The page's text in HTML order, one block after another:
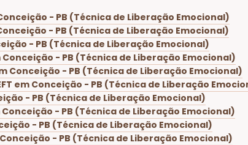
- PB (Técnica de Liberação Emocional)
- PB (Técnica de Liberação Emocional)
- PB (Técnica de Liberação Emocional)
Conceição - PB (Técnica de Liberação Emocional)
Conceição - PB (Técnica de Liberação Emocional)
em Conceição - PB (Técnica de Liberação
- PB (Técnica de Liberação Emocional)
Conceição - PB (Técnica de Liberação Emocional)
- PB (Técnica de Liberação Emocional)
Conceição - PB (Técnica de Liberação Emocional)